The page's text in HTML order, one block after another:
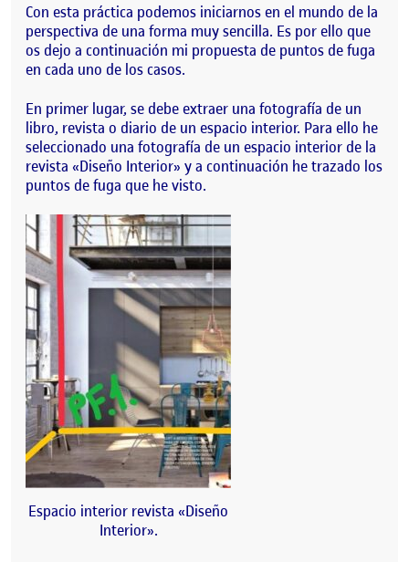
Con esta práctica podemos iniciarnos en el mundo de la
perspectiva de una forma muy sencilla. Es por ello que
os dejo a continuación mi propuesta de puntos de fuga
en cada uno de los casos.
En primer lugar, se debe extraer una fotografía de un
libro, revista o diario de un espacio interior. Para ello he
seleccionado una fotografía de un espacio interior de la
revista «Diseño Interior» y a continuación he trazado los
puntos de fuga que he visto.
Espacio interior revista «Diseño
Interior».